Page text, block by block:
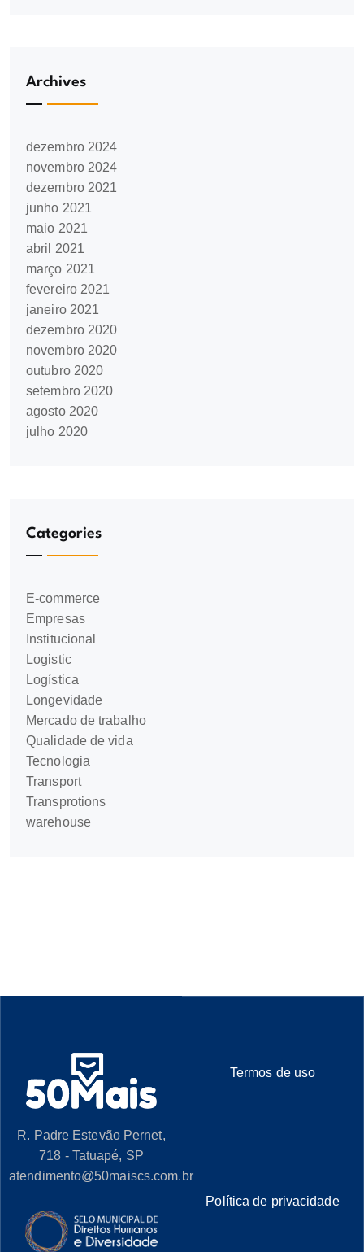
Archives
dezembro 2024
novembro 2024
dezembro 2021
junho 2021
maio 2021
abril 2021
março 2021
fevereiro 2021
janeiro 2021
dezembro 2020
novembro 2020
outubro 2020
setembro 2020
agosto 2020
julho 2020
Categories
E-commerce
Empresas
Institucional
Logistic
Logística
Longevidade
Mercado de trabalho
Qualidade de vida
Tecnologia
Transport
Transprotions
warehouse
R. Padre Estevão Pernet,
718 - Tatuapé, SP
atendimento@50maiscs.com.br
Termos de uso
Política de privacidade